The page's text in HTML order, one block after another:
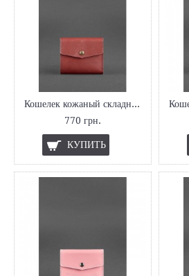
Кошелек кожаный складной Виноград
770 грн.
КУПИТЬ